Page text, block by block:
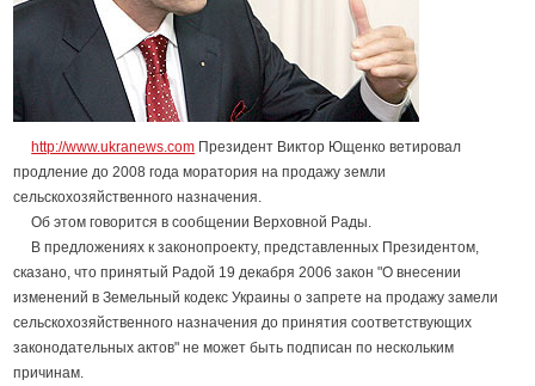
http://www.ukranews.com Президент Виктор Ющенко ветировал
продление до 2008 года моратория на продажу земли
сельскохозяйственного назначения.
Об этом говорится в сообщении Верховной Рады.
В предложениях к законопроекту, представленных Президентом,
сказано, что принятый Радой 19 декабря 2006 закон "О внесении
изменений в Земельный кодекс Украины о запрете на продажу замели
сельскохозяйственного назначения до принятия соответствующих
законодательных актов" не может быть подписан по нескольким
причинам.